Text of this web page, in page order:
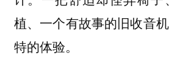
植、一个有故事的旧收音
特的体验。